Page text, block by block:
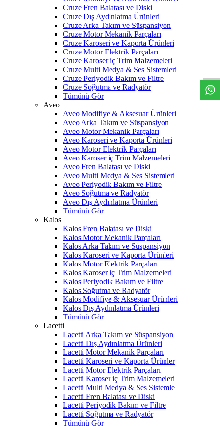
Cruze Fren Balatası ve Diski
Cruze Dış Aydınlatma Ürünleri
Cruze Arka Takım ve Süspansiyon
Cruze Motor Mekanik Parçaları
Cruze Karoseri ve Kaporta Ürünleri
Cruze Motor Elektrik Parçaları
Cruze Karoser iç Trim Malzemeleri
Cruze Multi Medya & Ses Sistemleri
Cruze Periyodik Bakım ve Filtre
Cruze Soğutma ve Radyatör
Tümünü Gör
Aveo
Aveo Modifiye & Aksesuar Ürünleri
Aveo Arka Takım ve Süspansiyon
Aveo Motor Mekanik Parçaları
Aveo Karoseri ve Kaporta Ürünleri
Aveo Motor Elektrik Parçaları
Aveo Karoser iç Trim Malzemeleri
Aveo Fren Balatası ve Diski
Aveo Multi Medya & Ses Sistemleri
Aveo Periyodik Bakım ve Filtre
Aveo Soğutma ve Radyatör
Aveo Dış Aydınlatma Ürünleri
Tümünü Gör
Kalos
Kalos Fren Balatası ve Diski
Kalos Motor Mekanik Parçaları
Kalos Arka Takım ve Süspansiyon
Kalos Karoseri ve Kaporta Ürünleri
Kalos Motor Elektrik Parçaları
Kalos Karoser iç Trim Malzemeleri
Kalos Periyodik Bakım ve Filtre
Kalos Soğutma ve Radyatör
Kalos Modifiye & Aksesuar Ürünleri
Kalos Dış Aydınlatma Ürünleri
Tümünü Gör
Lacetti
Lacetti Arka Takım ve Süspansiyon
Lacetti Dış Aydınlatma Ürünleri
Lacetti Motor Mekanik Parçaları
Lacetti Karoseri ve Kaporta Ürünler
Lacetti Motor Elektrik Parçaları
Lacetti Karoser iç Trim Malzemeleri
Lacetti Multi Medya & Ses Sistemle
Lacetti Fren Balatası ve Diski
Lacetti Periyodik Bakım ve Filtre
Lacetti Soğutma ve Radyatör
Tümünü Gör